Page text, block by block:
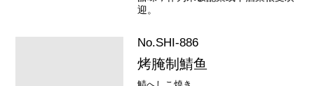
迎。
No.SHI-886
烤腌制鯖鱼